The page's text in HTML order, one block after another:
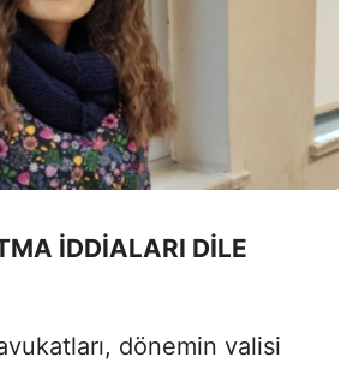
İDDİALARI DİLE
dönemin valisi